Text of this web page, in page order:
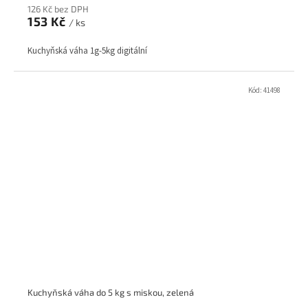
126 Kč bez DPH
153 Kč / ks
Kuchyňská váha 1g-5kg digitální
Kuchyňská váha do 5 kg s miskou, zelená
Kód: 41498